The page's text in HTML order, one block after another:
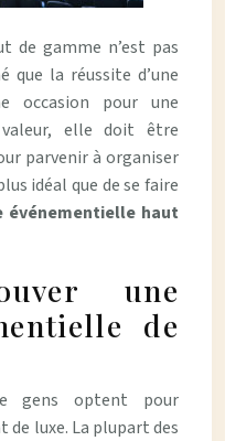
de gamme n’est pas
que la réussite d’une
occasion pour une
elle doit être
parvenir à organiser
idéal que de se faire
événementielle haut
une
de
gens optent pour
de luxe. La plupart des